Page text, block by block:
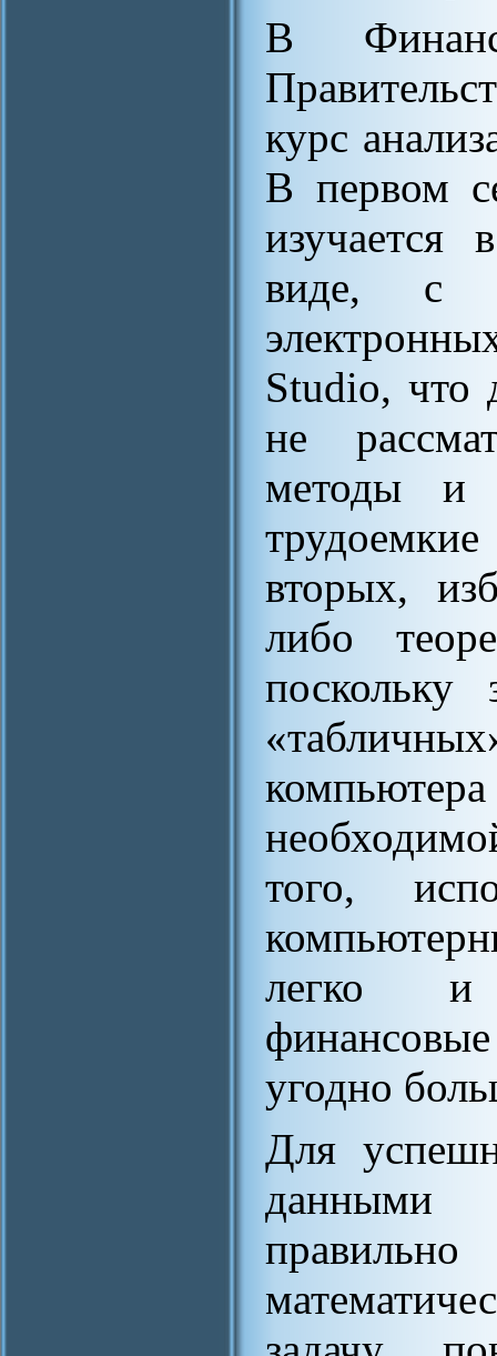
В
курс
В первом
изучается
виде, с
Studio, что
не
методы и
вторых,
либо
поскольку
того,
легко и
угодно
Для
данными
правильно